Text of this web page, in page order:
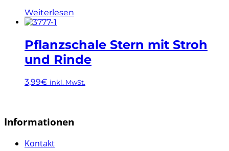
Weiterlesen
Pflanzschale Stern mit Stroh
und Rinde
3,99€ inkl. MwSt.
Informationen
Kontakt